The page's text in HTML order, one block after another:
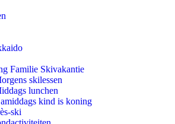
Familie Skivakantie
skilessen
lunchen
kind is koning
ski